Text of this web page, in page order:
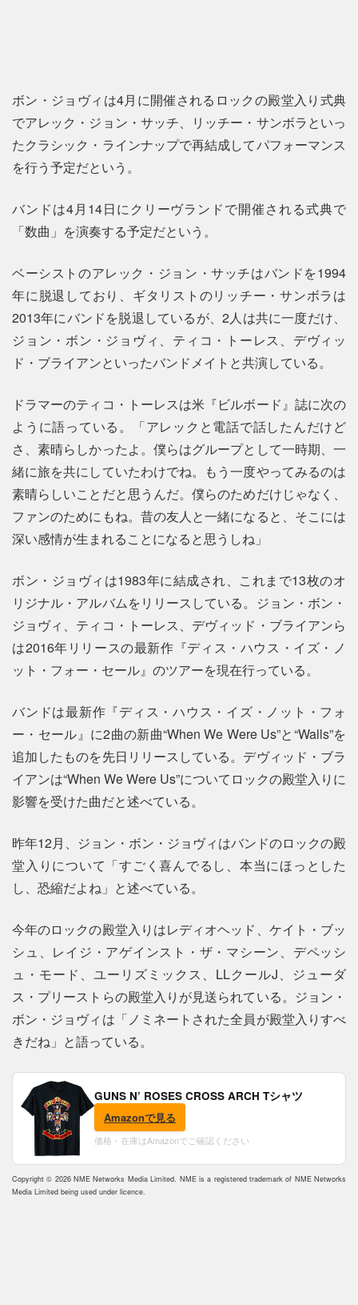
ボン・ジョヴィは4月に開催されるロックの殿堂入り式典
でアレック・ジョン・サッチ、リッチー・サンボラといっ
たクラシック・ラインナップで再結成してパフォーマンス
を行う予定だという。
バンドは4月14日にクリーヴランドで開催される式典で
「数曲」を演奏する予定だという。
ベーシストのアレック・ジョン・サッチはバンドを1994
年に脱退しており、ギタリストのリッチー・サンボラは
2013年にバンドを脱退しているが、2人は共に一度だけ、
ジョン・ボン・ジョヴィ、ティコ・トーレス、デヴィッ
ド・ブライアンといったバンドメイトと共演している。
ドラマーのティコ・トーレスは米『ビルボード』誌に次の
ように語っている。「アレックと電話で話したんだけど
さ、素晴らしかったよ。僕らはグループとして一時期、一
緒に旅を共にしていたわけでね。もう一度やってみるのは
素晴らしいことだと思うんだ。僕らのためだけじゃなく、
ファンのためにもね。昔の友人と一緒になると、そこには
深い感情が生まれることになると思うしね」
ボン・ジョヴィは1983年に結成され、これまで13枚のオ
リジナル・アルバムをリリースしている。ジョン・ボン・
ジョヴィ、ティコ・トーレス、デヴィッド・ブライアンら
は2016年リリースの最新作『ディス・ハウス・イズ・ノ
ット・フォー・セール』のツアーを現在行っている。
バンドは最新作『ディス・ハウス・イズ・ノット・フォ
ー・セール』に2曲の新曲“When We Were Us”と“Walls”を
追加したものを先日リリースしている。デヴィッド・ブラ
イアンは“When We Were Us”についてロックの殿堂入りに
影響を受けた曲だと述べている。
昨年12月、ジョン・ボン・ジョヴィはバンドのロックの殿
堂入りについて「すごく喜んでるし、本当にほっとした
し、恐縮だよね」と述べている。
今年のロックの殿堂入りはレディオヘッド、ケイト・ブッ
シュ、レイジ・アゲインスト・ザ・マシーン、デペッシ
ュ・モード、ユーリズミックス、LLクールJ、ジューダ
ス・プリーストらの殿堂入りが見送られている。ジョン・
ボン・ジョヴィは「ノミネートされた全員が殿堂入りすべ
きだね」と語っている。
GUNS N’ ROSES CROSS ARCH Tシャツ
Amazonで見る
価格・在庫はAmazonでご確認ください
Copyright © 2026 NME Networks Media Limited. NME is a registered trademark of NME Networks
Media Limited being used under licence.